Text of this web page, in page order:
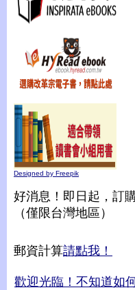
Designed by Freepik
好消息！即日起，訂
（僅限台灣地區）
郵資計算請點我！
歡迎光臨！不知道如